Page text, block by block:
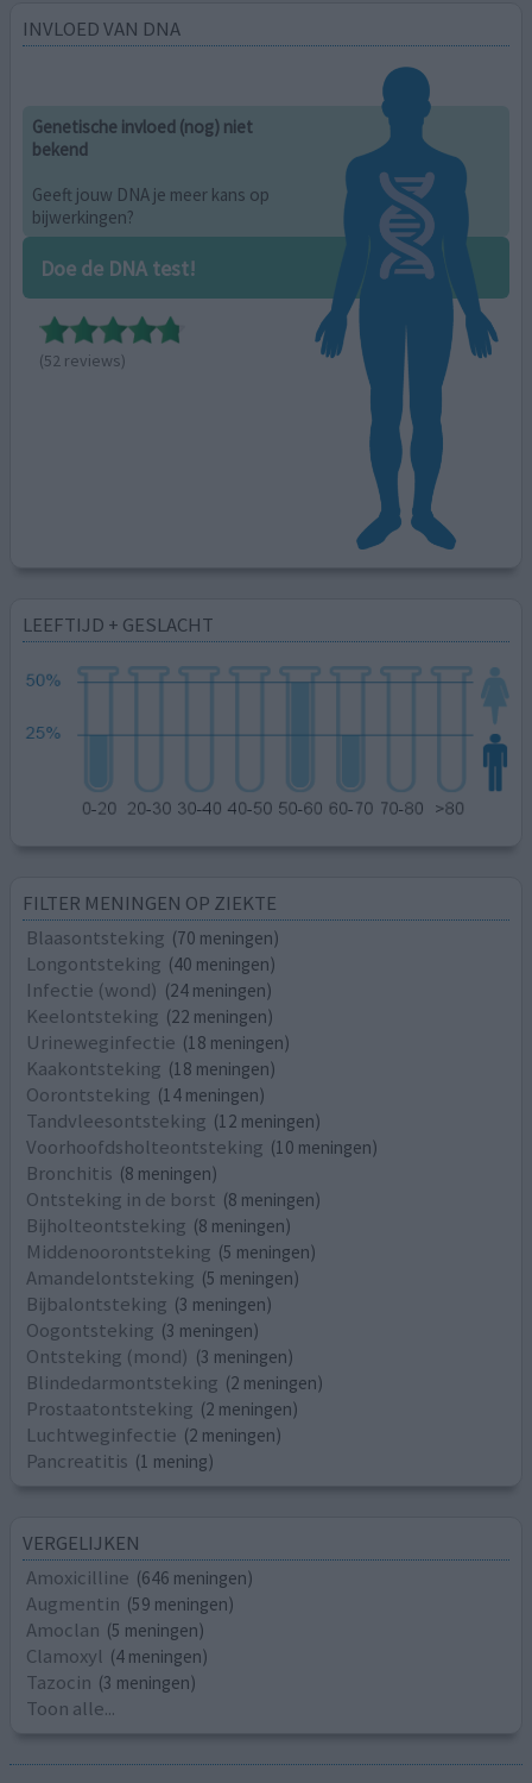
INVLOED VAN DNA
Genetische invloed (nog) niet
bekend
Geeft jouw DNA je meer kans op
bijwerkingen?
Doe de DNA test!
(52 reviews)
LEEFTIJD + GESLACHT
FILTER MENINGEN OP ZIEKTE
Blaasontsteking (70 meningen)
Longontsteking (40 meningen)
Infectie (wond) (24 meningen)
Keelontsteking (22 meningen)
Urineweginfectie (18 meningen)
Kaakontsteking (18 meningen)
Oorontsteking (14 meningen)
Tandvleesontsteking (12 meningen)
Voorhoofdsholteontsteking (10 meningen)
Bronchitis (8 meningen)
Ontsteking in de borst (8 meningen)
Bijholteontsteking (8 meningen)
Middenoorontsteking (5 meningen)
Amandelontsteking (5 meningen)
Bijbalontsteking (3 meningen)
Oogontsteking (3 meningen)
Ontsteking (mond) (3 meningen)
Blindedarmontsteking (2 meningen)
Prostaatontsteking (2 meningen)
Luchtweginfectie (2 meningen)
Pancreatitis (1 mening)
VERGELIJKEN
Amoxicilline (646 meningen)
Augmentin (59 meningen)
Amoclan (5 meningen)
Clamoxyl (4 meningen)
Tazocin (3 meningen)
Toon alle...